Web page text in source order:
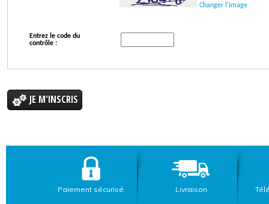
Changer l'image
Entrez le code du
contrôle :
JE M'INSCRIS
Paiement sécurisé Livraison